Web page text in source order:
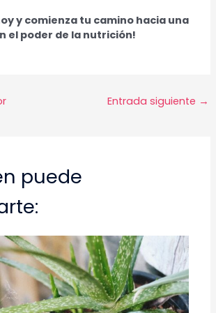
y comienza tu camino hacia una
el poder de la nutrición!
Entrada siguiente →
puede